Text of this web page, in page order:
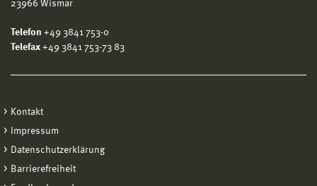
23966 Wismar
Telefon +49 3841 753-0
Telefax +49 3841 753-73 83
Kontakt
Impressum
Datenschutzerklärung
Barrierefreiheit